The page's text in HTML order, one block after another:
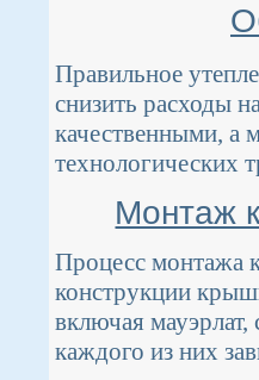
Правильное
снизить расходы
качественными, а
технологических
Монтаж
Процесс монтажа
конструкции
включая
каждого из них